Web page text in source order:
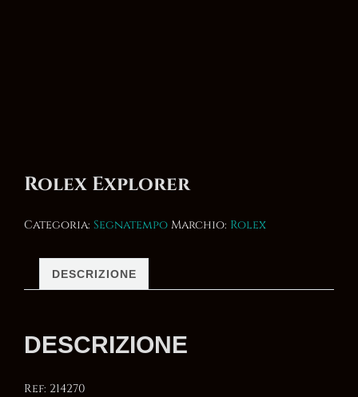
Rolex Explorer
Categoria: Segnatempo Marchio: Rolex
DESCRIZIONE
DESCRIZIONE
Ref: 214270